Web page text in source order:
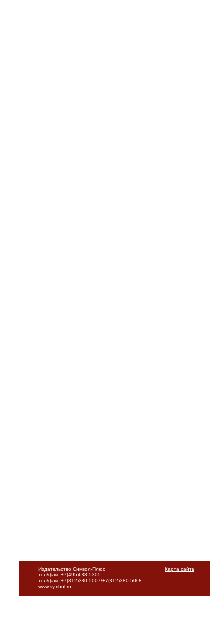
Карта сайта
Издательство Символ-Плюс
тел/факс +7(495)638-5305
тел/факс +7(812)380-5007/+7(812)380-5008
www.symbol.ru